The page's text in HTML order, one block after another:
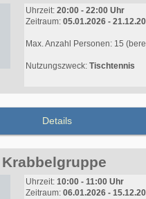
Uhrzeit: 20:00 - 22:00 Uhr
Zeitraum: 05.01.2026 -
Max. Anzahl Personen: 15
Nutzungszweck: Tischtennis
Details
Krabbelgruppe
Uhrzeit: 10:00 - 11:00 Uhr
Zeitraum: 06.01.2026 -